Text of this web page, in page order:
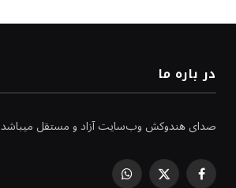
در باره ما
صدای هندوکش وب‌سایت آزاد و مستقل میباشد
Facebook
X
WhatsApp